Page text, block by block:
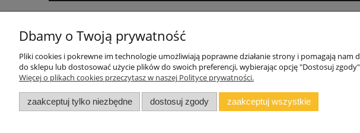
INSTRUKCJE MONTAŻU
Jak wycenić zestaw mebli
Blog
Regulamin ZAKUPY,
Dbamy o Twoją prywatność
Pliki cookies i pokrewne im technologie umożliwiają poprawne działanie strony i pomagają
do sklepu lub dostosować użycie plików do swoich preferencji, wybierając opcję "Dostosuj
Więcej o plikach cookies przeczytasz w naszej Polityce prywatności.
zaakceptuj tylko niezbędne dostosuj zgody zaakceptuj wszystkie